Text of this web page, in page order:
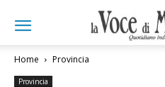
Home Provincia
Provincia